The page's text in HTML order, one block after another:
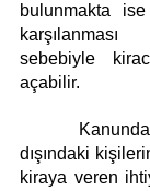
bulunmakta
sebebiyle
açabilir.
dışındaki
kiraya veren